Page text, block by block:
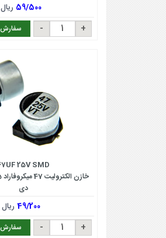
59/500 ریال
25V SMD
دی
49/200ریال